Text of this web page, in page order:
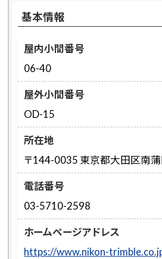
基本情報
屋内小間番号
06-40
屋外小間番号
OD-15
所在地
〒144-0035 東京都大田区南
電話番号
03-5710-2598
ホームページアドレス
https://www.nikon-